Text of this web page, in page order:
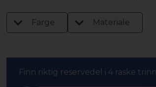
Farge Materiale
Finn riktig reservedel i 4 raske trinn